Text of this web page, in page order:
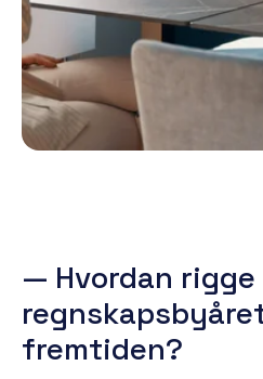
— Hvordan rigge
fremtiden?